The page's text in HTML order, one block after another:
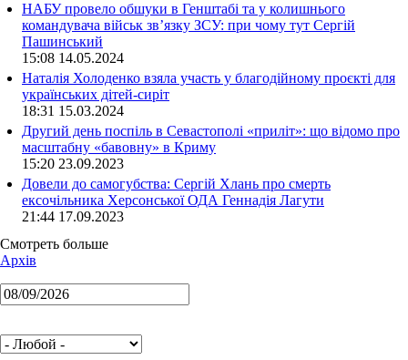
НАБУ провело обшуки в Генштабі та у колишнього
командувача військ зв’язку ЗСУ: при чому тут Сергій
Пашинський
15:08 14.05.2024
Наталія Холоденко взяла участь у благодійному проєкті для
українських дітей-сиріт
18:31 15.03.2024
Другий день поспіль в Севастополі «приліт»: що відомо про
масштабну «бавовну» в Криму
15:20 23.09.2023
Довели до самогубства: Сергій Хлань про смерть
ексочільника Херсонської ОДА Геннадія Лагути
21:44 17.09.2023
Смотреть больше
Архів